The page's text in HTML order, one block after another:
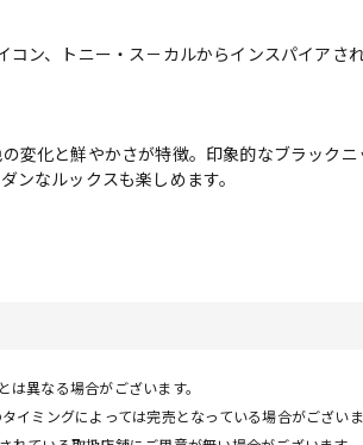
ン、トニー・ス－カルからインスパイアさ
変化と鮮やかさが特徴。印象的なブラック
ンなルックスも楽しめます。
異なる場合がございます。
ミングによっては完売となっている場合がございま